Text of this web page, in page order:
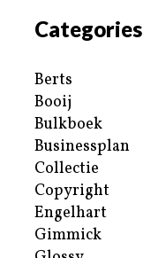
Categories
Berts
Booij
Bulkboek
Businessplan
Collectie
Copyright
Engelhart
Gimmick